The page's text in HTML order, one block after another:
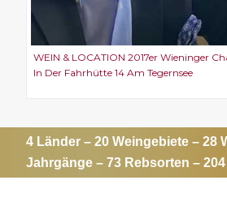
WEIN & LOCATION 2017er Wieninger
In Der Fahrhütte 14 Am Tegernsee
4 Länder – 20 Weingebiete – 28
Jahrgänge – 73 Rebsorten –